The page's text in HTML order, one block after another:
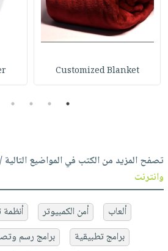
Customized Blanket
1
2
3
4
تصفح المزيد من الكتب في المواضيع التالية /
وانترنت
ألعاب أمن الكمبيوتر
برامج تطبيقية
برامج رسم